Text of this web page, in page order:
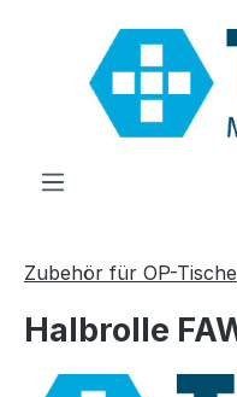
Zum Hauptinhalt
Zubehör für OP-Tische
Halbrolle